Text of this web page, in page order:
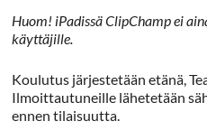
Huom! iPadissä ClipChamp ei
käyttäjille.
Koulutus järjestetään etänä,
Ilmoittautuneille lähetetään
ennen tilaisuutta.